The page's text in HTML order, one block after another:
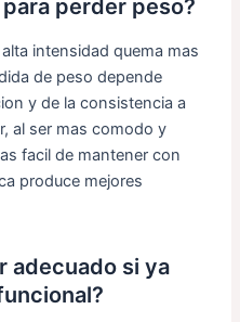
perder peso?
intensidad quema mas
de peso depende
y de la consistencia a
al ser mas comodo y
facil de mantener con
produce mejores
adecuado si ya